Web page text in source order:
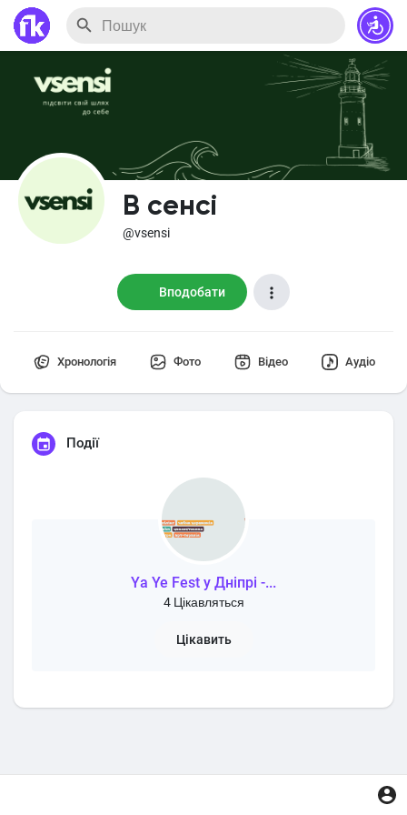
В сенсі
@vsensi
Вподобати
Хронологія Фото Відео Аудіо
Події
Ya Ye Fest у Дніпрі -...
4 Цікавляться
Цікавить